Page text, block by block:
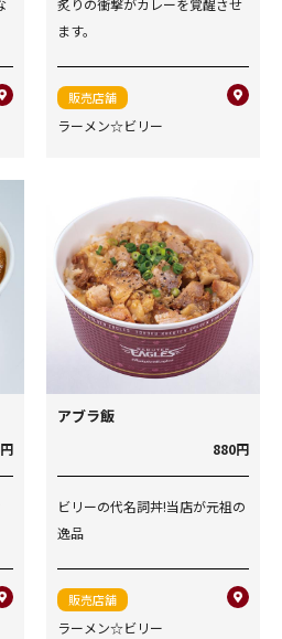
炙りの衝撃がカレーを覚醒させ
ます。
販売店舗
ラーメン☆ビリー
アブラ飯
880円
ビリーの代名詞丼!当店が元祖の
逸品
販売店舗
ラーメン☆ビリー